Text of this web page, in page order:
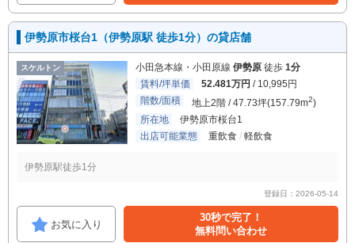
伊勢原市桜台1（伊勢原駅 徒歩1分）の貸店舗
スケルトン 小田急本線・小田原線 伊勢原 徒歩 1分
賃料/坪単価
52.481万円 / 10,995円
階数/面積
地上2階 / 47.73坪(157.79m2)
所在地
伊勢原市桜台1
出店可能業態
重飲食 軽飲食
伊勢原駅徒歩1分
登録日：2026-05-14
お気に入り
30秒で完了！
無料問い合わせ